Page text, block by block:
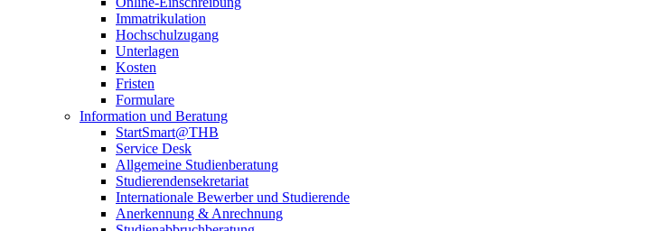
Immatrikulation
Hochschulzugang
Unterlagen
Kosten
Fristen
Formulare
Information und Beratung
StartSmart@THB
Service Desk
Allgemeine Studienberatung
Studierendensekretariat
Internationale Bewerber und Studierende
Anerkennung & Anrechnung